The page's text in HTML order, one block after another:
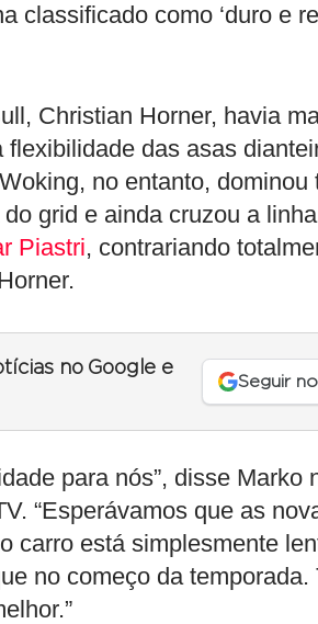
classificado como ‘duro e
Christian Horner, havia
das asas
no entanto, dominou
grid e ainda cruzou a
Piastri, contrariando
no Google e
Seguir
para nós”, disse Marko
“Esperávamos que as
carro está simplesmente
no começo da temporada.